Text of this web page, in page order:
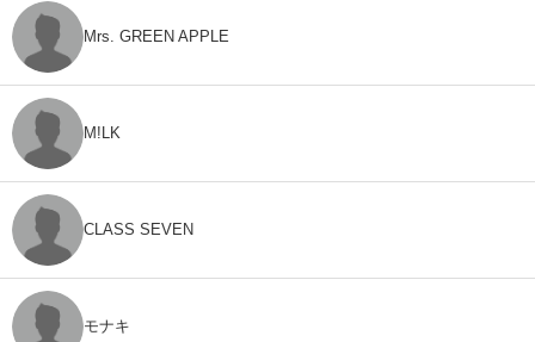
Mrs. GREEN APPLE
M!LK
CLASS SEVEN
モナキ